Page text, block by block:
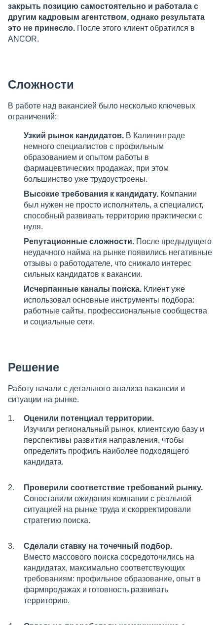
закрыть позицию самостоятельно и работала с
другим кадровым агентством, однако результата
это не принесло. После этого клиент обратился в
ANCOR.
Сложности
В работе над вакансией было несколько ключевых
ограничений:
Узкий рынок кандидатов. В Калининграде
немного специалистов с профильным
образованием и опытом работы в
фармацевтических продажах, при этом
большинство уже трудоустроены.
Высокие требования к кандидату. Компании
был нужен не просто исполнитель, а специалист,
способный развивать территорию практически с
нуля.
Репутационные сложности. После предыдущего
неудачного найма на рынке появились негативные
отзывы о работодателе, что снижало интерес
сильных кандидатов к вакансии.
Исчерпанные каналы поиска. Клиент уже
использовал основные инструменты подбора:
работные сайты, профессиональные сообщества
и социальные сети.
Решение
Работу начали с детального анализа вакансии и
ситуации на рынке.
Оценили потенциал территории.
Изучили региональный рынок, клиентскую базу и
перспективы развития направления, чтобы
определить профиль наиболее подходящего
кандидата.
Проверили соответствие требований рынку.
Сопоставили ожидания компании с реальной
ситуацией на рынке труда и скорректировали
стратегию поиска.
Сделали ставку на точечный подбор.
Вместо массового поиска сосредоточились на
кандидатах, максимально соответствующих
требованиям: профильное образование, опыт в
фармпродажах и готовность развивать
территорию.